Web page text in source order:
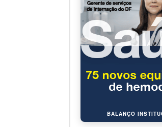
BALANÇO